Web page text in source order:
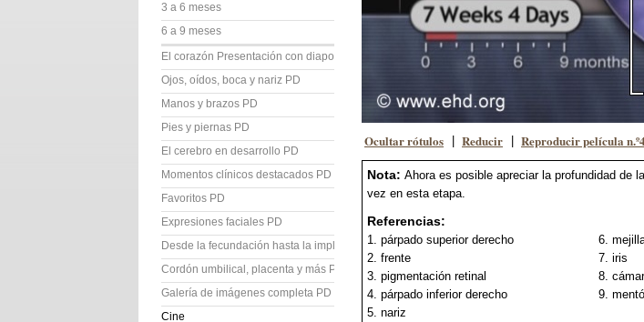
3 a 6 meses
6 a 9 meses
El corazón Presentación con diapositivas (PD)
Ojos, oídos, boca y nariz PD
Manos y brazos PD
Pies y piernas PD
El cerebro en desarrollo PD
Momentos clínicos destacados PD
Favoritos PD
Expresiones faciales PD
Desde la fecundación hasta la implantación PD
Cordón umbilical, placenta y más PD
Galería de imágenes completa PD
Cine
Ocultar rótulos Reducir Reproducir película
Nota: Ahora es posible apreciar la profundidad de
vez en esta etapa.
Referencias:
1. párpado superior derecho
2. frente
3. pigmentación retinal
4. párpado inferior derecho
5. nariz
6.
7. iris
8.
9.